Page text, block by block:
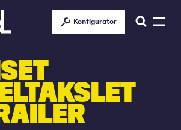
Konfigurator